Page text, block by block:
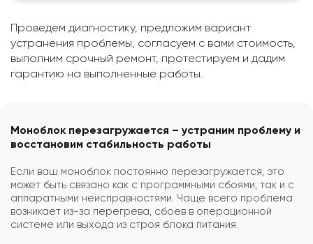
Проведем диагностику, предложим вариант
устранения проблемы, согласуем с вами стоимость,
выполним срочный ремонт, протестируем и дадим
гарантию на выполненные работы.
Моноблок перезагружается – устраним проблему и
восстановим стабильность работы
Если ваш моноблок постоянно перезагружается, это
может быть связано как с программными сбоями, так и с
аппаратными неисправностями. Чаще всего проблема
возникает из-за перегрева, сбоев в операционной
системе или выхода из строя блока питания.